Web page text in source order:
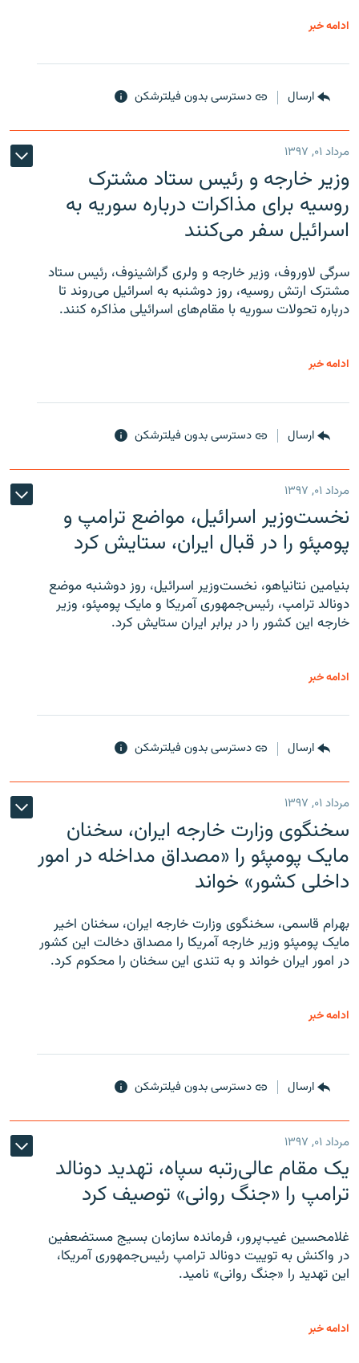
ادامه خبر
ارسال دسترسی بدون فیلترشکن
مرداد ۰۱, ۱۳۹۷
وزیر خارجه و رئیس‌ ستاد مشترک
روسیه برای مذاکرات درباره سوریه به
اسرائیل سفر می‌کنند
سرگی لاوروف، وزیر خارجه و ولری گراشینوف، رئیس ستاد
مشترک ارتش روسیه، روز دوشنبه به اسرائیل می‌روند تا
درباره تحولات سوریه با مقام‌های اسرائیلی مذاکره کنند.
ادامه خبر
ارسال دسترسی بدون فیلترشکن
مرداد ۰۱, ۱۳۹۷
نخست‌وزیر اسرائیل، مواضع ترامپ و
پومپئو را در قبال ایران، ستایش کرد
بنیامین نتانیاهو، نخست‌وزیر اسرائیل، روز دوشنبه موضع
دونالد ترامپ، رئیس‌جمهوری آمریکا و مایک پومپئو، وزیر
خارجه این کشور را در برابر ایران ستایش کرد.
ادامه خبر
ارسال دسترسی بدون فیلترشکن
مرداد ۰۱, ۱۳۹۷
سخنگوی وزارت خارجه ایران، سخنان
مایک پومپئو را «مصداق مداخله در امور
داخلی کشور» خواند
بهرام قاسمی، سخنگوی وزارت خارجه ایران، سخنان اخیر
مایک پومپئو وزیر خارجه آمریکا را مصداق دخالت این کشور
در امور ایران خواند و به تندی این سخنان را محکوم کرد.
ادامه خبر
ارسال دسترسی بدون فیلترشکن
مرداد ۰۱, ۱۳۹۷
یک مقام عالی‌رتبه سپاه، تهدید دونالد
ترامپ را «جنگ روانی» توصیف کرد
غلامحسین غیب‌پرور، فرمانده سازمان بسیج مستضعفین
در واکنش به توییت دونالد ترامپ رئیس‌جمهوری آمریکا،
این تهدید را «جنگ روانی» نامید.
ادامه خبر